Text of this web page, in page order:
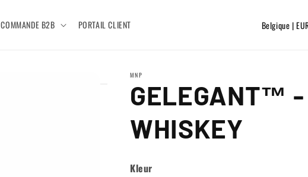
COMMANDE B2B PORTAIL CLIENT
P
/
MNP
GELEGANT™
WHISKEY
Kleur